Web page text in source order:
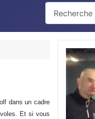
dans un cadre
Et si vous